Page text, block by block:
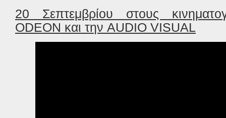
20 Σεπτεμβρίου στους
ODEON και την AUDIO VISUAL